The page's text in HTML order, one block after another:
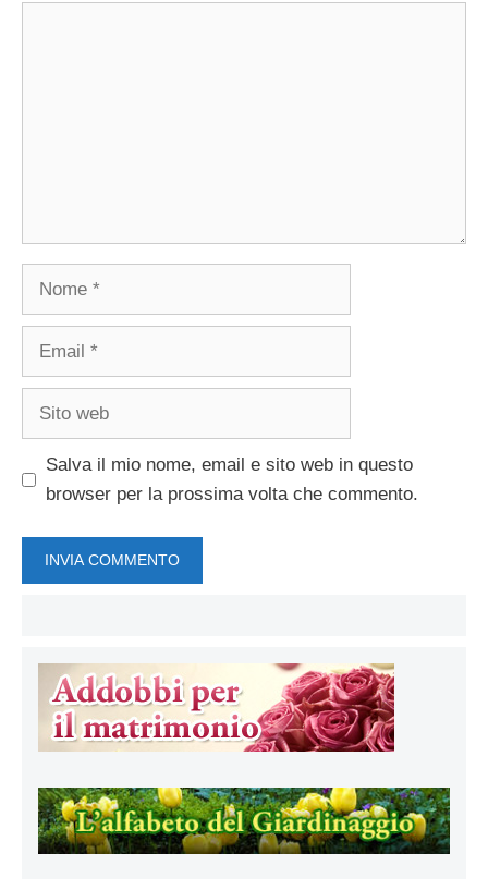
Nome
Email
Sito
Salva il mio nome, email e sito web in questo
browser per la prossima volta che commento.